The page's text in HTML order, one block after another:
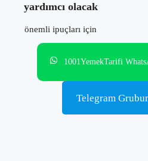
yardımcı olacak
önemli ipuçları için
1001YemekTarifi
Telegram